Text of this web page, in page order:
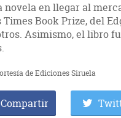
en llegar al
Book Prize, del
Asimismo, el libro
de Ediciones Siruela
Compartir